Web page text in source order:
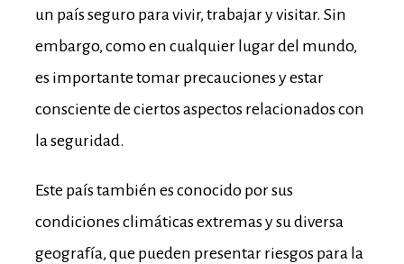
un país seguro para vivir, trabajar y visitar. Sin
embargo, como en cualquier lugar del mundo,
es importante tomar precauciones y estar
consciente de ciertos aspectos relacionados con
la seguridad.
Este país también es conocido por sus
condiciones climáticas extremas y su diversa
geografía, que pueden presentar riesgos para la